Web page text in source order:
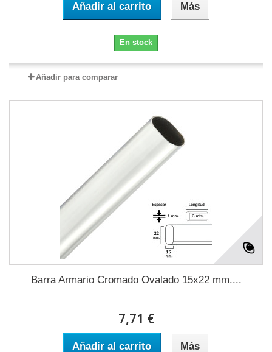
Añadir al carrito Más
En stock
Añadir para comparar
Barra Armario Cromado Ovalado 15x22 mm....
7,71 €
Añadir al carrito Más